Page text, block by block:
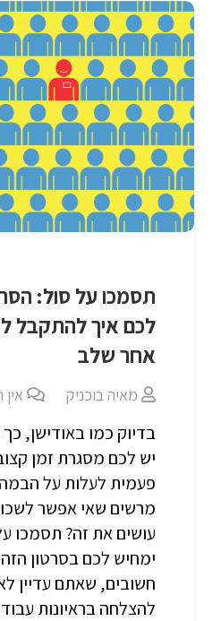
תסמכו על סול:
לכם איך להתקבל
אחר שלב
מאיה בוכניק אין
בדיוק כמו באודישן,
יש לכם מסגרת זמן
פעמית לעלות על
מרשים שאי אפשר
עושים את זה? תסמכו
חשובים, שאתם עדיין
להצלחה בראיונות